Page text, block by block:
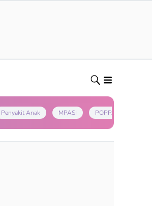
Penyakit Anak MPASI POPPAPA